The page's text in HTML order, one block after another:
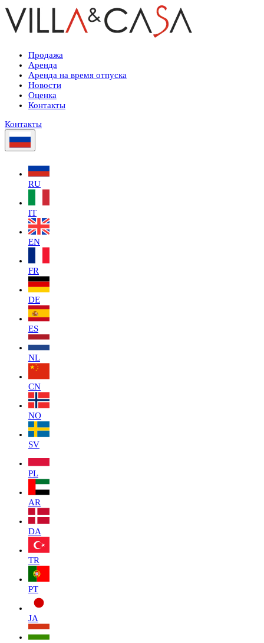
Продажа
Аренда
Аренда на время отпуска
Новости
Оценка
Контакты
Контакты
RU
IT
EN
FR
DE
ES
NL
CN
NO
SV
PL
AR
DA
TR
PT
JA